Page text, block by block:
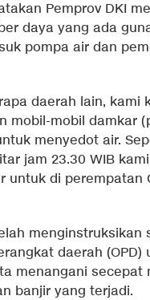
Pemprov DKI
daya yang ada
pompa air dan
daerah lain, kami
mobil-mobil damkar
menyedot air.
jam 23.30 WIB
untuk di perempatan
menginstruksikan
daerah (OPD)
menangani secepat
banjir yang terjadi.